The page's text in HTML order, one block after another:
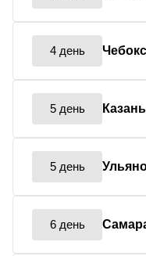
4 день
5 день Казань
5 день
6 день